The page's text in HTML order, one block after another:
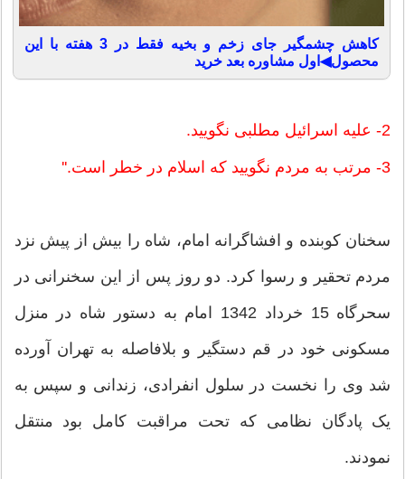
کاهش چشمگیر جای زخم و بخیه فقط در 3 هفته با این
محصول◀اول مشاوره بعد خرید
2- علیه اسرائیل مطلبی نگویید.
3- مرتب به مردم نگویید که اسلام در خطر است.''
سخنان کوبنده و افشاگرانه امام، شاه را بیش از پیش نزد
مردم تحقیر و رسوا کرد. دو روز پس از این سخنرانی در
سحرگاه 15 خرداد 1342 امام به دستور شاه در منزل
مسکونی خود در قم دستگیر و بلافاصله به تهران آورده
شد وی را نخست در سلول انفرادی، زندانی و سپس به
یک پادگان نظامی که تحت مراقبت کامل بود منتقل
نمودند.